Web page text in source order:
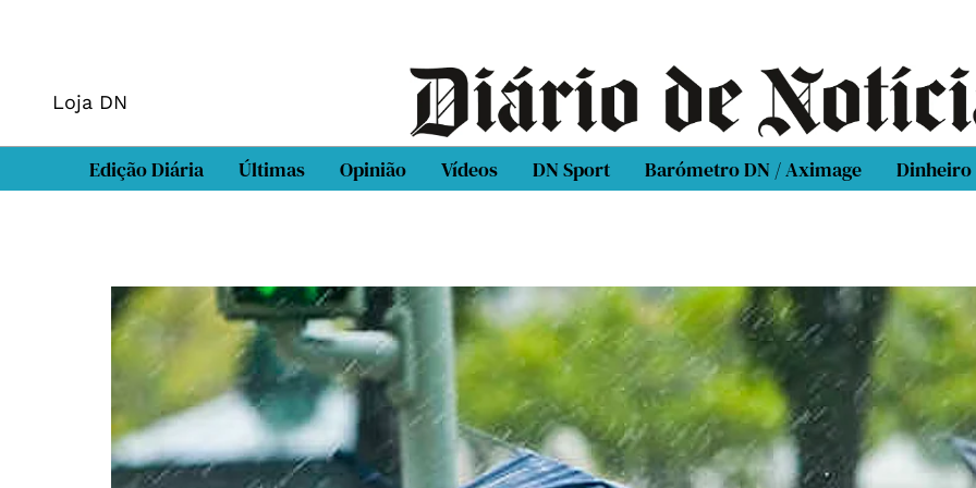
Loja DN
Edição Diária Últimas Opinião Vídeos DN Sport Barómetro DN / Aximage Dinheiro